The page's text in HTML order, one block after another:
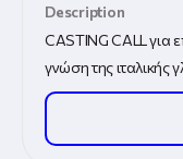
Description
CASTING CALL για
γνώση της ιταλικής